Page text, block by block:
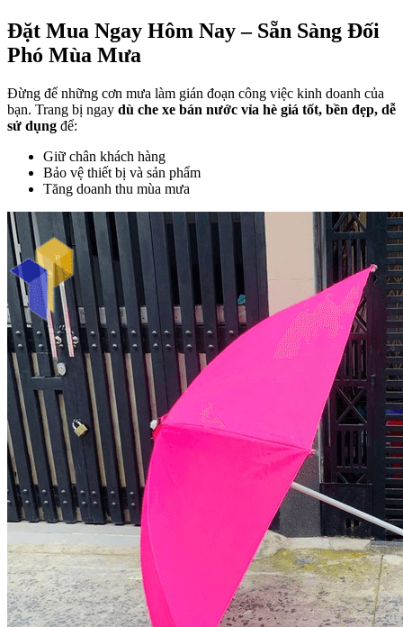
Đặt Mua Ngay Hôm Nay – Sẵn Sàng Đối
Phó Mùa Mưa
Đừng để những cơn mưa làm gián đoạn công việc kinh doanh của
bạn. Trang bị ngay dù che xe bán nước vỉa hè giá tốt, bền đẹp, dễ
sử dụng để:
Giữ chân khách hàng
Bảo vệ thiết bị và sản phẩm
Tăng doanh thu mùa mưa